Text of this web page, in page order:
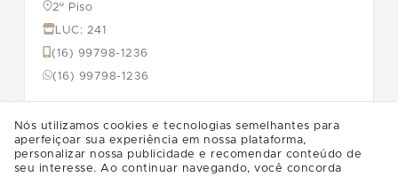
2º Piso
LUC: 241
(16) 99798-1236
(16) 99798-1236
Informações
Nós utilizamos cookies e tecnologias semelhantes para
aperfeiçoar sua experiência em nossa plataforma,
personalizar nossa publicidade e recomendar conteúdo de
seu interesse. Ao continuar navegando, você concorda